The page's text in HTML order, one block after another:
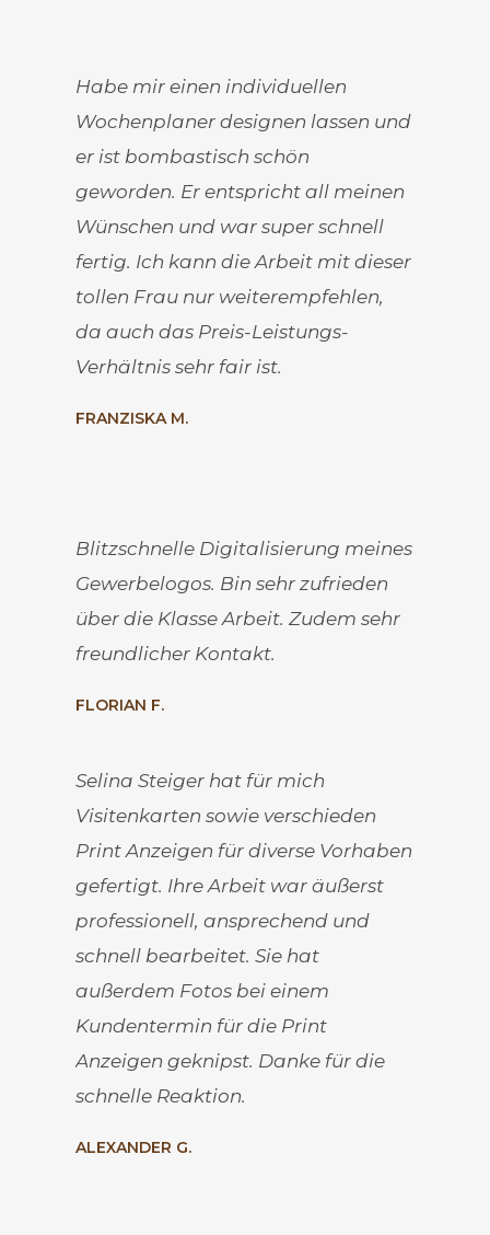
Habe mir einen individuellen
Wochenplaner designen lassen und
er ist bombastisch schön
geworden. Er entspricht all meinen
Wünschen und war super schnell
fertig. Ich kann die Arbeit mit dieser
tollen Frau nur weiterempfehlen,
da auch das Preis-Leistungs-
Verhältnis sehr fair ist.
FRANZISKA M.
Blitzschnelle Digitalisierung meines
Gewerbelogos. Bin sehr zufrieden
über die Klasse Arbeit. Zudem sehr
freundlicher Kontakt.
FLORIAN F.
Selina Steiger hat für mich
Visitenkarten sowie verschieden
Print Anzeigen für diverse Vorhaben
gefertigt. Ihre Arbeit war äußerst
professionell, ansprechend und
schnell bearbeitet. Sie hat
außerdem Fotos bei einem
Kundentermin für die Print
Anzeigen geknipst. Danke für die
schnelle Reaktion.
ALEXANDER G.